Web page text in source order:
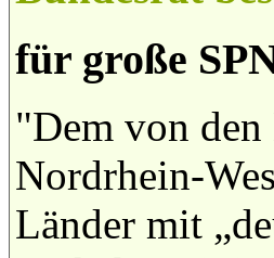
für große
"Dem von
Nordrhein-
Länder mit